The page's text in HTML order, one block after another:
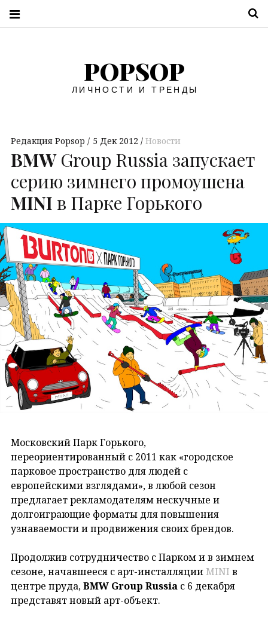
POPSOP
ЛИЧНОСТИ И ТРЕНДЫ
Редакция Popsop 5 Дек 2012 Новости
BMWGroup Russia запускает
серию зимнего промоушена
MINI в Парке Горького
Московский Парк Горького,
переориентированный с 2011 как «городское
парковое пространство для людей с
европейскими взглядами», в любой сезон
предлагает рекламодателям нескучные и
долгоиграющие форматы для повышения
узнаваемости и продвижения своих брендов.
Продолжив сотрудничество с Парком и в зимнем
сезоне, начавшееся с арт-инсталляцииMINI в
центре пруда,BMW Group Russia с 6 декабря
представят новый арт-объект.